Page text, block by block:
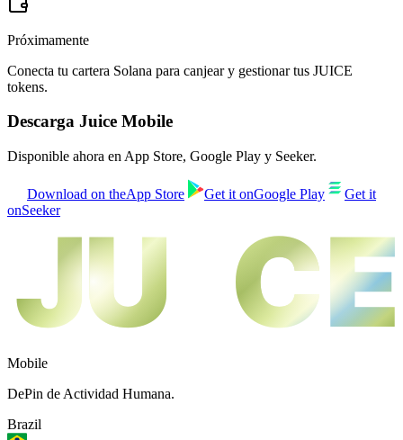
Próximamente
Conecta tu cartera Solana para canjear y gestionar tus JUICE
tokens.
Descarga Juice Mobile
Disponible ahora en App Store, Google Play y Seeker.
Download on theApp Store Get it onGoogle Play
Get it
onSeeker
JU CE
JU CE
Mobile
DePin de Actividad Humana.
Brazil